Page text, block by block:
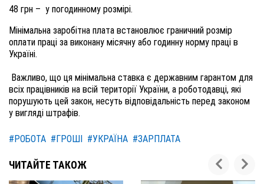
48 грн – у погодинному розмірі.
Мінімальна заробітна плата встановлює граничний розмір
оплати праці за виконану місячну або годинну норму праці в
Україні.
Важливо, що ця мінімальна ставка є державним гарантом для
всіх працівників на всій території України, а роботодавці, які
порушують цей закон, несуть відповідальність перед законом
у вигляді штрафів.
#РОБОТА #ГРОШІ #УКРАЇНА #ЗАРПЛАТА
ЧИТАЙТЕ ТАКОЖ